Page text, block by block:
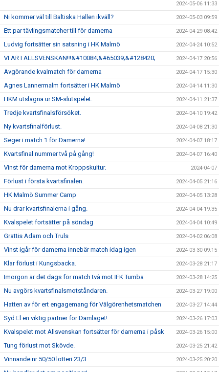
2024-05-06 11:33
Ni kommer väl till Baltiska Hallen ikväll? 2024-05-03 09:59
Ett par tävlingsmatcher till för damerna 2024-04-29 08:42
Ludvig fortsätter sin satsning i HK Malmö 2024-04-24 10:52
VI ÄR I ALLSVENSKAN!!!&#10084;&#65039;&#128420; 2024-04-17 20:56
Avgörande kvalmatch för damerna 2024-04-17 15:30
Agnes Lannermalm fortsätter i HK Malmö 2024-04-14 11:30
HKM utslagna ur SM-slutspelet. 2024-04-11 21:37
Tredje kvartsfinalsförsöket. 2024-04-10 19:42
Ny kvartsfinalförlust. 2024-04-08 21:30
Seger i match 1 för Damerna! 2024-04-07 18:17
Kvartsfinal nummer två på gång! 2024-04-07 16:40
Vinst för damerna mot Kroppskultur. 2024-04-07
Förlust i första kvartsfinalen. 2024-04-05 21:16
HK Malmö Summer Camp 2024-04-05 13:28
Nu drar kvartsfinalerna i gång. 2024-04-04 19:35
Kvalspelet fortsätter på söndag 2024-04-04 10:49
Grattis Adam och Truls 2024-04-02 06:08
Vinst igår för damerna innebär match idag igen 2024-03-30 09:15
Klar förlust i Kungsbacka. 2024-03-28 21:17
Imorgon är det dags för match två mot IFK Tumba 2024-03-28 14:25
Nu avgörs kvartsfinalsmotståndaren. 2024-03-27 19:00
Hatten av för ert engagemang för Välgörenhetsmatchen 2024-03-27 14:44
Syd El en viktig partner för Damlaget! 2024-03-26 17:03
Kvalspelet mot Allsvenskan fortsätter för damerna i påsk 2024-03-26 15:00
Tung förlust mot Skövde. 2024-03-25 21:42
Vinnande nr 50/50 lotteri 23/3 2024-03-25 20:20